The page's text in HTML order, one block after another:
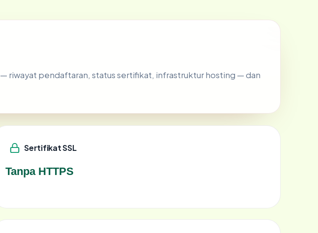
— riwayat pendaftaran, status sertifikat, infrastruktur hosting — dan
Sertifikat SSL
Tanpa HTTPS